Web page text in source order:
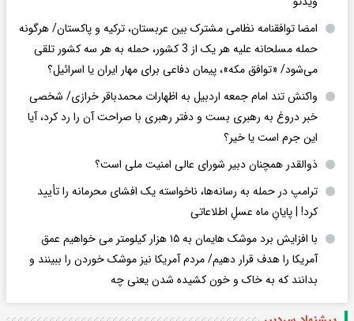
امضا توافقنامه نظامی مشترک بین عربستان، ترکیه و پاکستان/ هرگونه
حمله مسلحانه علیه هر یک از 3 کشور، حمله به هر سه کشور تلقی
می‌شود/ «توافق مکه»، پیمان دفاعی برای مهار ایران یا اسرائیل؟
واکنش تند امام جمعه اردبیل به اظهارات محمدباقر خرازی/ شخصی
خبر دروغ به رهبری بست و دفتر رهبری با صراحت آن را رد کرد، آیا
این جرم است یا خیر؟
ذوالقدر همچنان دبیر شورای ‌عالی امنیت ملی است؟
ترامپ در حمله‌ به رسانه‌ها، ناخواسته یک افشای محرمانه را تأیید
کرد! |‌ پایانِ ماه عسلِ اطلاعاتی
با افزایش برد موشک هایمان به ۱۵ هزار کیلومتر می خواهیم عمق
آمریکا را هدف قرار دهیم/ مردم آمریکا نیز موشک خوردن را ببینند و
بدانند که به خاک و خون کشیده شدن یعنی چه